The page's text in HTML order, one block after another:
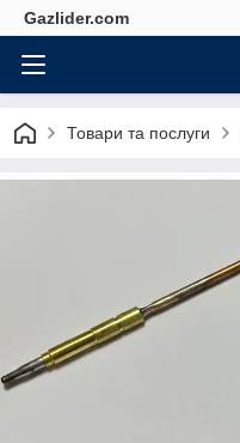
Gazlider.com
Товари та послуги